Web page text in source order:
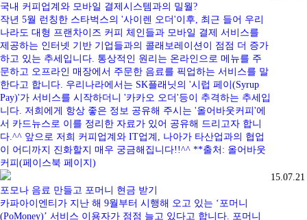
국내 커피업계와 모바일 결제시스템과의 밀월?
작년 5월 런칭한 스타벅스의 '사이렌 오더'이후, 최근 들어 우리
나라도 대형 프랜차이즈 커피 체인들과 모바일 결제 서비스를
제공하는 인터넷 기반 기업들과의 콜래보레이션이 점점 더 증가
하고 있는 추세입니다. 통상적인 원리는 온라인으로 메뉴를 주
문하고 오프라인 매장에서 주문한 음료를 픽업하는 서비스를 말
한다고 합니다. 우리나라에서는 SK플래닛의 '시럽 페이(Syrup
Pay)'가 서비스를 시작하더니 '카카오 오더'등이 추격하는 추세입
니다. 저희에게 항상 좋은 정보 공유해 주시는 '올어바웃커피'에
서 카드뉴스로 이를 정리한 자료가 있어 공유해 드리고자 합니
다.^^ 앞으로 저희 커피업계와 IT업계, 나아가 타산업과의 협업
이 어디까지 진화할지 매우 궁금해집니다!!^^ **출처: 올어바웃
커피(페이스북 페이지)
포모나 음료 만들고 포머니 현금 받기
카파아이엔티가 지난 해 9월부터 시행해 오고 있는 ‘포머니
(PoMoney)’ 서비스 이용자가 점점 늘고 있다고 합니다. 포머니
15.07.21